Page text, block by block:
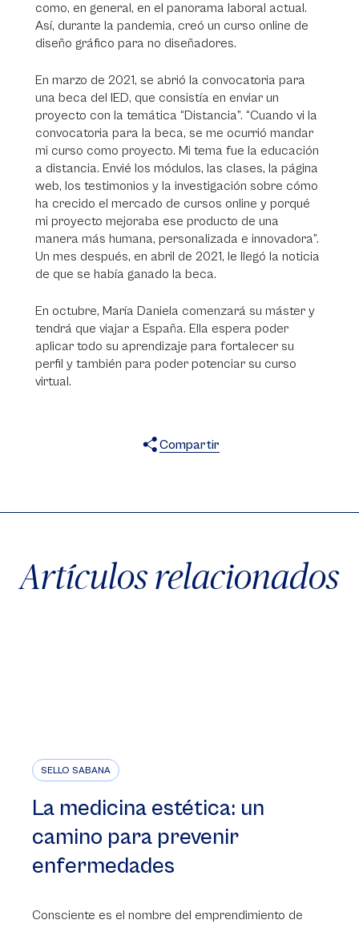
como, en general, en el panorama laboral actual.
Así, durante la pandemia, creó un curso online de
diseño gráfico para no diseñadores.
En marzo de 2021, se abrió la convocatoria para
una beca del IED, que consistía en enviar un
proyecto con la temática “Distancia”. “Cuando vi la
convocatoria para la beca, se me ocurrió mandar
mi curso como proyecto. Mi tema fue la educación
a distancia. Envié los módulos, las clases, la página
web, los testimonios y la investigación sobre cómo
ha crecido el mercado de cursos online y porqué
mi proyecto mejoraba ese producto de una
manera más humana, personalizada e innovadora”.
Un mes después, en abril de 2021, le llegó la noticia
de que se había ganado la beca.
En octubre, María Daniela comenzará su máster y
tendrá que viajar a España. Ella espera poder
aplicar todo su aprendizaje para fortalecer su
perfil y también para poder potenciar su curso
virtual.
Compartir
Artículos relacionados
SELLO SABANA
La medicina estética: un
camino para prevenir
enfermedades
Consciente es el nombre del emprendimiento de